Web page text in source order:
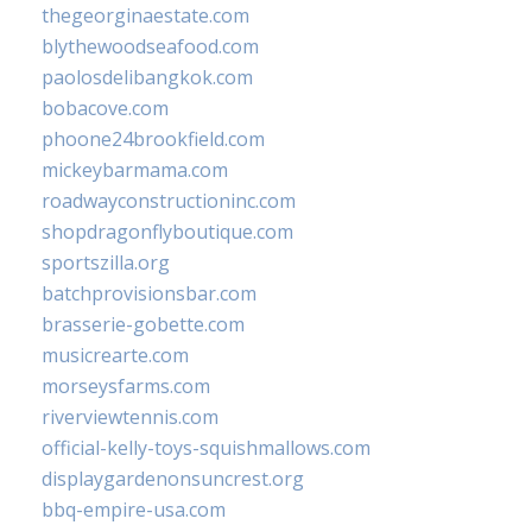
thegeorginaestate.com
blythewoodseafood.com
paolosdelibangkok.com
bobacove.com
phoone24brookfield.com
mickeybarmama.com
roadwayconstructioninc.com
shopdragonflyboutique.com
sportszilla.org
batchprovisionsbar.com
brasserie-gobette.com
musicrearte.com
morseysfarms.com
riverviewtennis.com
official-kelly-toys-squishmallows.com
displaygardenonsuncrest.org
bbq-empire-usa.com